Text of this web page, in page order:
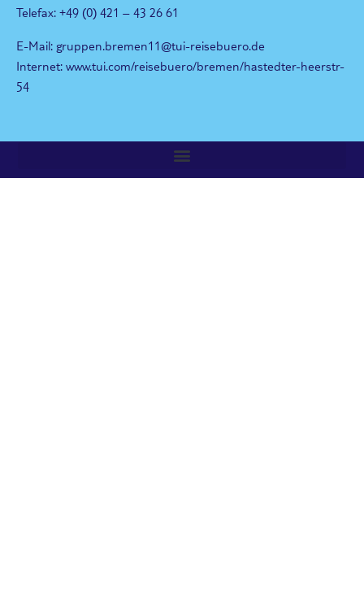
Telefax: +49 (0) 421 – 43 26 61
E-Mail: gruppen.bremen11@tui-reisebuero.de
Internet: www.tui.com/reisebuero/bremen/hastedter-heerstr-
54